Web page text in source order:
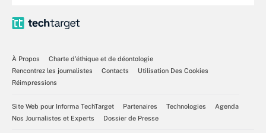
À Propos
Charte d’éthique et de déontologie
Rencontrez les journalistes
Contacts
Utilisation Des Cookies
Réimpressions
Site Web pour Informa TechTarget Partenaires Technologies
Agenda
Nos Journalistes et Experts
Dossier de Presse